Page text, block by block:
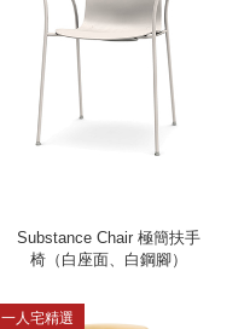
Substance Chair 極簡扶手
椅（白座面、白鋼腳）
一人宅精選